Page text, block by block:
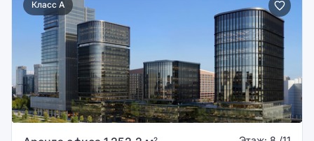
Класс A